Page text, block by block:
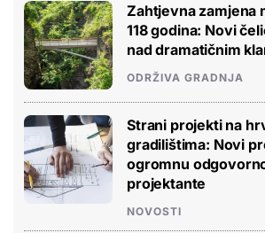
Zahtjevna zamjena
118 godina: Novi
nad dramatičnim
ODRŽIVA GRADNJA
Strani projekti na
gradilištima: Novi
ogromnu
projektante
NOVOSTI